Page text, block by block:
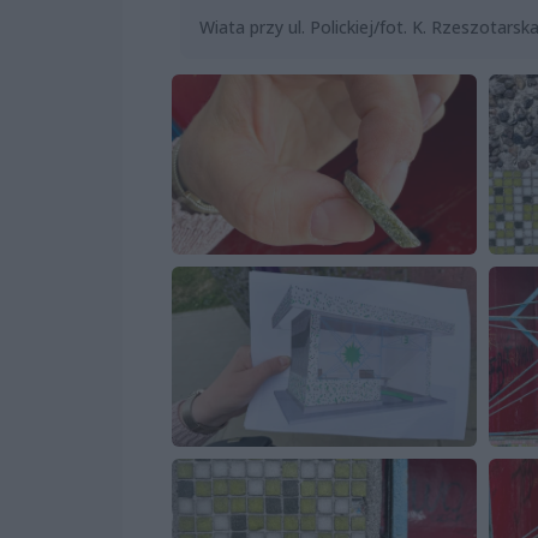
Wiata przy ul. Polickiej/fot. K. Rzeszotarska